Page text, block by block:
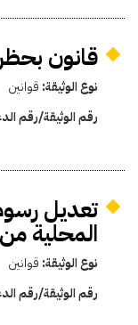
قانون
نوع الوثيقة: قوانين
رقم الوثيقة/رقم
تعديل
المحلية
نوع الوثيقة: قوانين
رقم الوثيقة/رقم